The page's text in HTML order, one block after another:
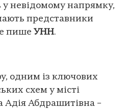
у невідомому напрямку,
представники
пише УНН.
одним із ключових
схем у місті
Адія Абдрашитівна –